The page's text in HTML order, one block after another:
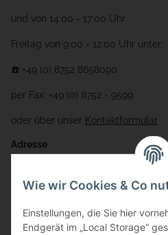
und von 14:00 - 17:00 Uhr
Freitag von 9:00 - 12:00 Uhr unter:
☎️ +49 (0) 8752 8658090
per Fax: +49 (0) 8752 - 9599
oder über unser Kontaktformular
Adresse
Gewerbering 17
84072 Au i.d. Hallertau
Wie wir Cookies & Co
Einstellungen, die Sie hier
Endgerät im „Local Storage“